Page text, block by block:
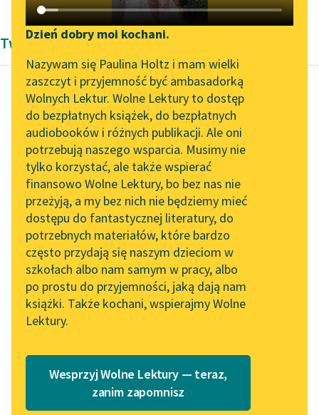
Katalog DAISY
Podkasty o książkach
Zgłoś brak utworu
Aktualności
„Prokurator Alicja Horn”
do słuchania
Byliśmy częścią AI Impact
Lab
Zapraszamy na spotkanie
online z tłumaczkami
literatury skandynawskiej
Spotkanie z Katarzyną
Tunkiel w Oslo
102. lata temu zmarł
Joseph Conrad
Lektury szkolne i klasyka
literatury do słuchania dla
Narzędzia
Mapa Wolnych Lektur
Leśmianator
Przewodnik dla piszących i
czytających
API
OAI-PMH
Widget Wolnych Lektur
Przypisy
Katalog w formacie PDF
Dzień dobry moi kochani.
Nazywam się Paulina Holtz i mam wielki
zaszczyt i przyjemność być ambasadorką
Wolnych Lektur. Wolne Lektury to dostęp
do bezpłatnych książek, do bezpłatnych
audiobooków i różnych publikacji. Ale oni
potrzebują naszego wsparcia. Musimy nie
tylko korzystać, ale także wspierać
finansowo Wolne Lektury, bo bez nas nie
przeżyją, a my bez nich nie będziemy mieć
dostępu do fantastycznej literatury, do
potrzebnych materiałów, które bardzo
często przydają się naszym dzieciom w
szkołach albo nam samym w pracy, albo
po prostu do przyjemności, jaką dają nam
książki. Także kochani, wspierajmy Wolne
Lektury.
Wesprzyj Wolne Lektury — teraz,
zanim zapomnisz
Twórczość Oświecenie
Pierre de Marivaux
Zebranie amorów
Ja ranię. Au, au!
Prędko, lekarstwa.
Idzie się najkrótszą
drogą wprost do
przyczyn choroby.
„Dalej...
Czytaj więcej
Zebranie amorów